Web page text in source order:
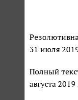
31 июля
Полный
августа 2019